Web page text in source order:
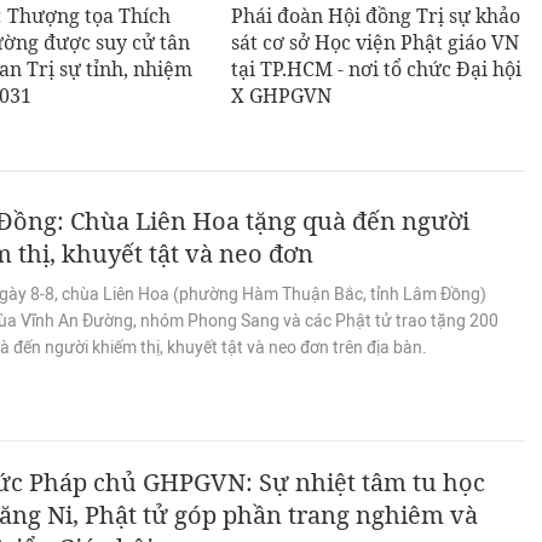
Thượng tọa Thích
được suy cử tân
Trị sự tỉnh, nhiệm
Phái đoàn Hội đồng Trị sự khảo
sát cơ sở Học viện Phật giáo VN
tại TP.HCM - nơi tổ chức Đại hội
X GHPGVN
Chùa Liên Hoa tặng quà đến người
thị, khuyết tật và neo đơn
8-8, chùa Liên Hoa (phường Hàm Thuận Bắc, tỉnh Lâm Đồng)
Vĩnh An Đường, nhóm Phong Sang và các Phật tử trao tặng 200
đến người khiếm thị, khuyết tật và neo đơn trên địa bàn.
Pháp chủ GHPGVN: Sự nhiệt tâm tu học
Ni, Phật tử góp phần trang nghiêm và